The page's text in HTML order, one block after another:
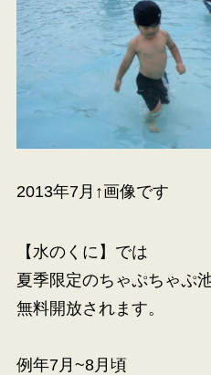
2013年7月↑画像です
【水のくに】では
夏季限定のちゃぷちゃぷ
無料開放されます。
例年7月~8月頃